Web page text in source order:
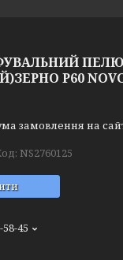
Р60
замовлення на
NS2760125
58-45